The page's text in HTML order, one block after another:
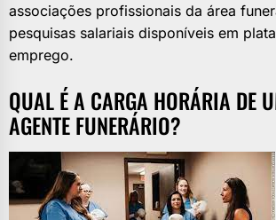
associações profissionais da área
pesquisas salariais disponíveis em
emprego.
QUAL É A CARGA HORÁRIA DE
AGENTE FUNERÁRIO?